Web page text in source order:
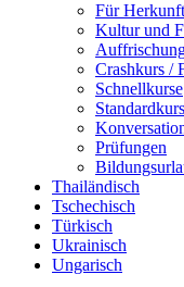
Für
Kultur und
Crashkurs /
Schnellkurse
Prüfungen
Thailändisch
Tschechisch
Türkisch
Ukrainisch
Ungarisch